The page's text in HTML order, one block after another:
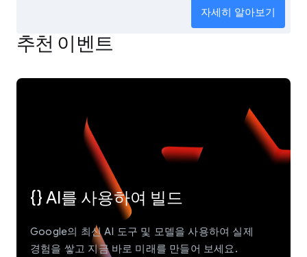
자세히 알아보기
추천 이벤트
{} AI를 사용하여 빌드
Google의 최신 AI 도구 및 모델을 사용하여 실제
경험을 쌓고 지금 바로 미래를 만들어 보세요.